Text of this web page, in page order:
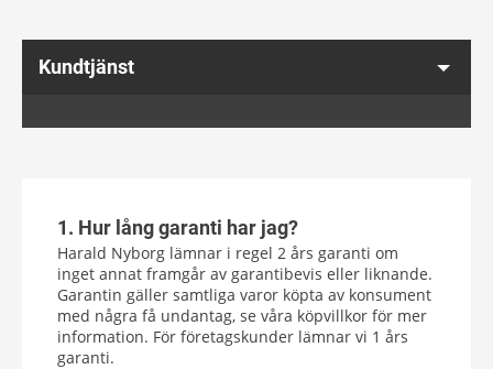
Kundtjänst
1. Hur lång garanti har jag?
Harald Nyborg lämnar i regel 2 års garanti om
inget annat framgår av garantibevis eller liknande.
Garantin gäller samtliga varor köpta av konsument
med några få undantag, se våra köpvillkor för mer
information. För företagskunder lämnar vi 1 års
garanti.